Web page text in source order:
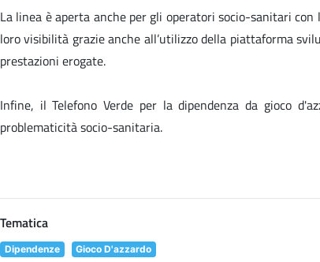
La linea è aperta anche per gli operatori socio-sanitari
loro visibilità grazie anche all’utilizzo della piattaforma
prestazioni erogate.
Infine, il Telefono Verde per la dipendenza da gioco
problematicità socio-sanitaria.
Tematica
Dipendenze Gioco D'azzardo